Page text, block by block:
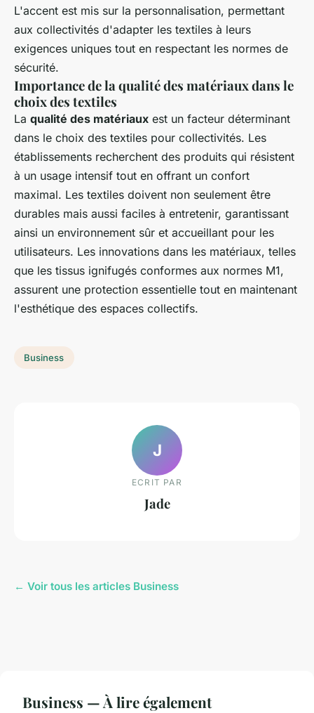
L'accent est mis sur la personnalisation, permettant
aux collectivités d'adapter les textiles à leurs
exigences uniques tout en respectant les normes de
sécurité.
Importance de la qualité des matériaux dans le
choix des textiles
La qualité des matériaux est un facteur déterminant
dans le choix des textiles pour collectivités. Les
établissements recherchent des produits qui résistent
à un usage intensif tout en offrant un confort
maximal. Les textiles doivent non seulement être
durables mais aussi faciles à entretenir, garantissant
ainsi un environnement sûr et accueillant pour les
utilisateurs. Les innovations dans les matériaux, telles
que les tissus ignifugés conformes aux normes M1,
assurent une protection essentielle tout en maintenant
l'esthétique des espaces collectifs.
Business
J
ECRIT PAR
Jade
← Voir tous les articles Business
Business — À lire également